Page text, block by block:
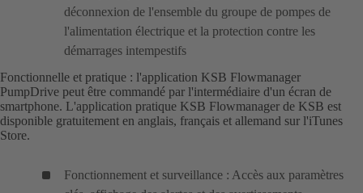
déconnexion de l'ensemble du groupe de pompes de
l'alimentation électrique et la protection contre les
démarrages intempestifs
Fonctionnelle et pratique : l'application KSB Flowmanager
PumpDrive peut être commandé par l'intermédiaire d'un écran de
smartphone. L'application pratique KSB Flowmanager de KSB est
disponible gratuitement en anglais, français et allemand sur l'iTunes
Store.
Fonctionnement et surveillance : Accès aux paramètres